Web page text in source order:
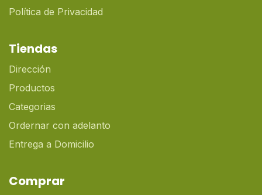
Política de Privacidad
Tiendas
Dirección
Productos
Categorias
Ordernar con adelanto
Entrega a Domicilio
Comprar